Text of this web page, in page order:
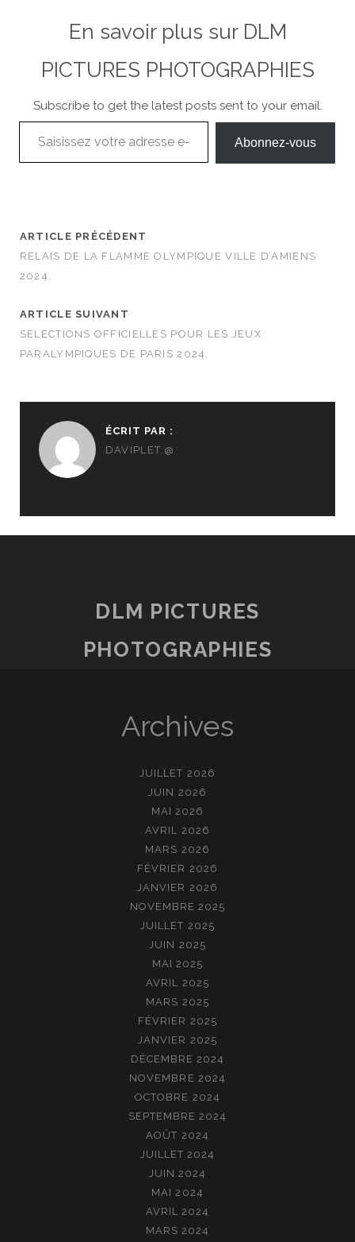
En savoir plus sur DLM
PICTURES PHOTOGRAPHIES
Subscribe to get the latest posts sent to your email.
Saisissez votre adresse e-mail…
Abonnez-vous
ARTICLE PRÉCÉDENT
RELAIS DE LA FLAMME OLYMPIQUE VILLE D’AMIENS
2024.
ARTICLE SUIVANT
SELECTIONS OFFICIELLES POUR LES JEUX
PARALYMPIQUES DE PARIS 2024.
ÉCRIT PAR :
DAVIPLET.@
DLM PICTURES
PHOTOGRAPHIES
Archives
JUILLET 2026
JUIN 2026
MAI 2026
AVRIL 2026
MARS 2026
FÉVRIER 2026
JANVIER 2026
NOVEMBRE 2025
JUILLET 2025
JUIN 2025
MAI 2025
AVRIL 2025
MARS 2025
FÉVRIER 2025
JANVIER 2025
DÉCEMBRE 2024
NOVEMBRE 2024
OCTOBRE 2024
SEPTEMBRE 2024
AOÛT 2024
JUILLET 2024
JUIN 2024
MAI 2024
AVRIL 2024
MARS 2024